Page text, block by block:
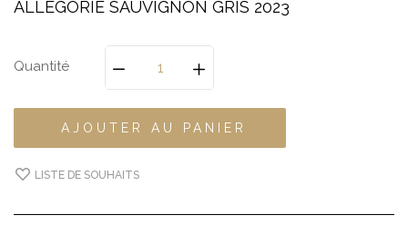
ALLEGORIE SAUVIGNON GRIS 2023
Quantité
AJOUTER AU PANIER
LISTE DE SOUHAITS